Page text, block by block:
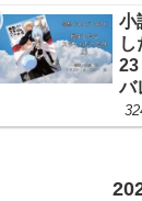
小
23
バ